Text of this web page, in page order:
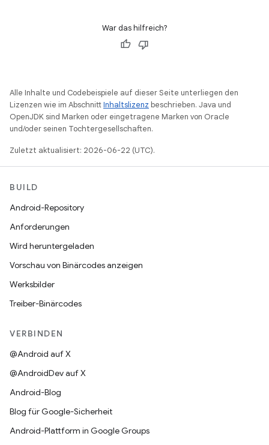
War das hilfreich?
Alle Inhalte und Codebeispiele auf dieser Seite unterliegen den
Lizenzen wie im AbschnittInhaltslizenz beschrieben. Java und
OpenJDK sind Marken oder eingetragene Marken von Oracle
und/oder seinen Tochtergesellschaften.
Zuletzt aktualisiert: 2026-06-22 (UTC).
BUILD
Android-Repository
Anforderungen
Wird heruntergeladen
Vorschau von Binärcodes anzeigen
Werksbilder
Treiber-Binärcodes
VERBINDEN
@Android auf X
@AndroidDev auf X
Android-Blog
Blog für Google-Sicherheit
Android-Plattform in Google Groups